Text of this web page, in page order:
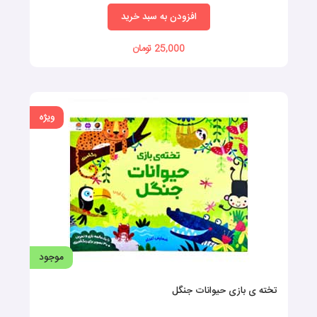
کتابهای هوش کودکان
هر دو دسته از این کتاب‌ها نقش مکملی در فرایند یادگیری و توسعه
هوش کودکان دارند. کتاب‌های مخصوص کودکان با ایجاد یک محیط
سرگرم‌کننده و جذاب، علاقه کودکان به یادگیری را افزایش می‌دهند.
درحالی‌که کتاب‌های مخصوص والدین با ارائه راهنمایی‌ها و
استراتژی‌های تربیتی، به والدین کمک می‌کنند تا بهترین روش‌ها را برای
حمایت از رشد هوش و مهارت‌های کودکان خود به کار بگیرند. درنهایت،
افزودن به سبد خرید
25,000 تومان
موجود
ویژه
تخته ی بازی حیوانات جنگل